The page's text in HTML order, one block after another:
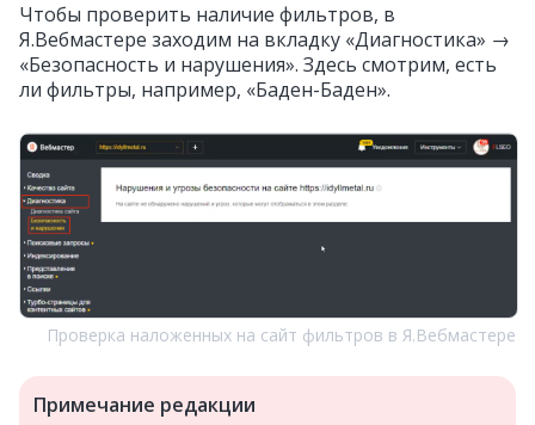
Чтобы проверить наличие фильтров, в
Я.Вебмастере заходим на вкладку «Диагностика» →
«Безопасность и нарушения». Здесь смотрим, есть
ли фильтры, например, «Баден-Баден».
Проверка наложенных на сайт фильтров в Я.Вебмастере
Примечание редакции